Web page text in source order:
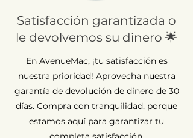
Satisfacción garantizada o
le devolvemos su dinero 🌟
En AvenueMac, ¡tu satisfacción es
nuestra prioridad! Aprovecha nuestra
garantía de devolución de dinero de 30
días. Compra con tranquilidad, porque
estamos aquí para garantizar tu